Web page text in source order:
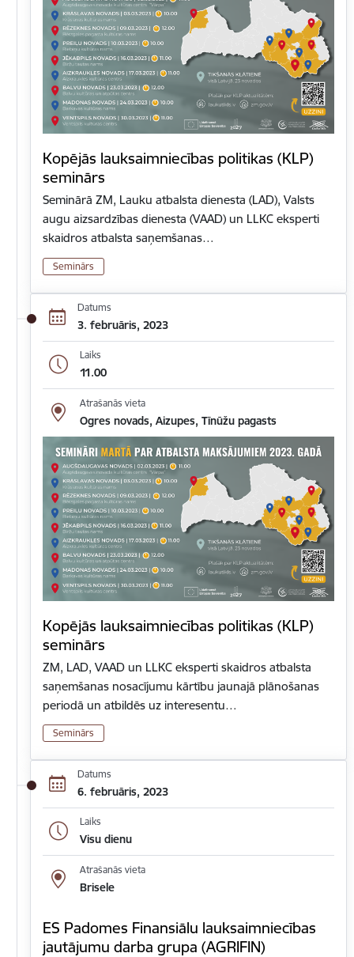
Kopējās lauksaimniecības politikas (KLP)
seminārs
Seminārā ZM, Lauku atbalsta dienesta (LAD), Valsts
augu aizsardzības dienesta (VAAD) un LLKC eksperti
skaidros atbalsta saņemšanas…
Seminārs
Datums
3. februāris, 2023
Laiks
11.00
Atrašanās vieta
Ogres novads, Aizupes, Tīnūžu pagasts
Kopējās lauksaimniecības politikas (KLP)
seminārs
ZM, LAD, VAAD un LLKC eksperti skaidros atbalsta
saņemšanas nosacījumu kārtību jaunajā plānošanas
periodā un atbildēs uz interesentu…
Seminārs
Datums
6. februāris, 2023
Laiks
Visu dienu
Atrašanās vieta
Brisele
ES Padomes Finansiālu lauksaimniecības
jautājumu darba grupa (AGRIFIN)